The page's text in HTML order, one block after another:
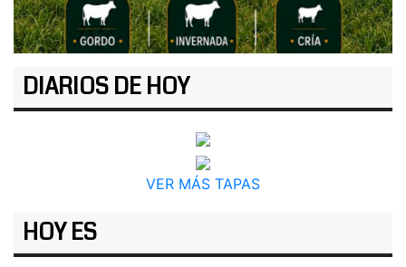
DIARIOS DE HOY
VER MÁS TAPAS
HOY ES